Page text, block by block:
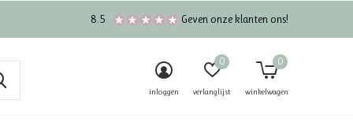
inloggen verlanglijst
0
winkelwagen
0
8.5 Geven onze klanten ons!